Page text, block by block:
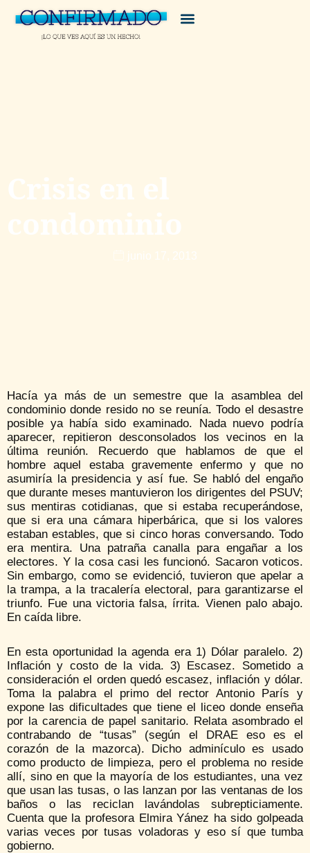
Crisis en el
condominio
junio 17, 2013
Hacía ya más de un semestre que la asamblea del
condominio donde resido no se reunía. Todo el desastre
posible ya había sido examinado. Nada nuevo podría
aparecer, repitieron desconsolados los vecinos en la
última reunión. Recuerdo que hablamos de que el
hombre aquel estaba gravemente enfermo y que no
asumiría la presidencia y así fue. Se habló del engaño
que durante meses mantuvieron los dirigentes del PSUV;
sus mentiras cotidianas, que si estaba recuperándose,
que si era una cámara hiperbárica, que si los valores
estaban estables, que si cinco horas conversando. Todo
era mentira. Una patraña canalla para engañar a los
electores. Y la cosa casi les funcionó. Sacaron voticos.
Sin embargo, como se evidenció, tuvieron que apelar a
la trampa, a la tracalería electoral, para garantizarse el
triunfo. Fue una victoria falsa, írrita. Vienen palo abajo.
En caída libre.
En esta oportunidad la agenda era 1) Dólar paralelo. 2)
Inflación y costo de la vida. 3) Escasez. Sometido a
consideración el orden quedó escasez, inflación y dólar.
Toma la palabra el primo del rector Antonio París y
expone las dificultades que tiene el liceo donde enseña
por la carencia de papel sanitario. Relata asombrado el
contrabando de “tusas” (según el DRAE eso es el
corazón de la mazorca). Dicho adminículo es usado
como producto de limpieza, pero el problema no reside
allí, sino en que la mayoría de los estudiantes, una vez
que usan las tusas, o las lanzan por las ventanas de los
baños o las reciclan lavándolas subrepticiamente.
Cuenta que la profesora Elmira Yánez ha sido golpeada
varias veces por tusas voladoras y eso sí que tumba
gobierno.